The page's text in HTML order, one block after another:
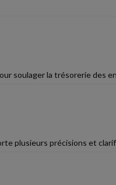
soulager la trésorerie des
plusieurs précisions et